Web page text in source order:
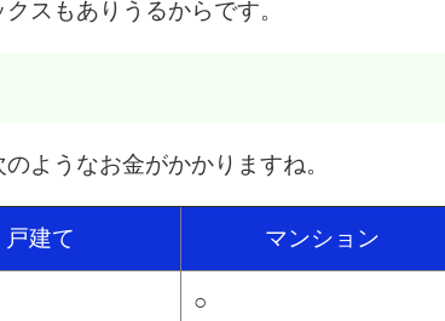
スもありうるからです。
ようなお金がかかりますね。
戸建て マンション
○